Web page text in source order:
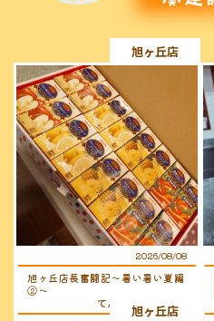
旭ヶ丘店
2026/08/08
旭ヶ丘店長奮闘記〜暑い暑い夏編
②〜
てんちょ〜（店長）
旭ヶ丘店